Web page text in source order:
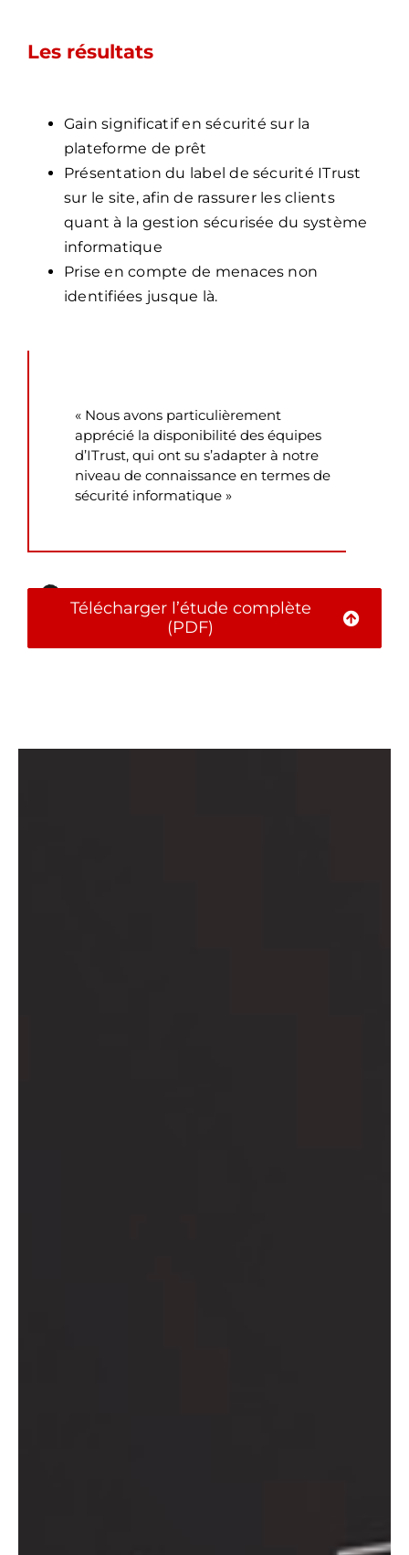
Les résultats
Gain significatif en sécurité sur la
plateforme de prêt
Présentation du label de sécurité ITrust
sur le site, afin de rassurer les clients
quant à la gestion sécurisée du système
informatique
Prise en compte de menaces non
identifiées jusque là.
« Nous avons particulièrement
apprécié la disponibilité des équipes
d’ITrust, qui ont su s’adapter à notre
niveau de connaissance en termes de
sécurité informatique »
Anonyme
Télécharger l’étude complète
(PDF)